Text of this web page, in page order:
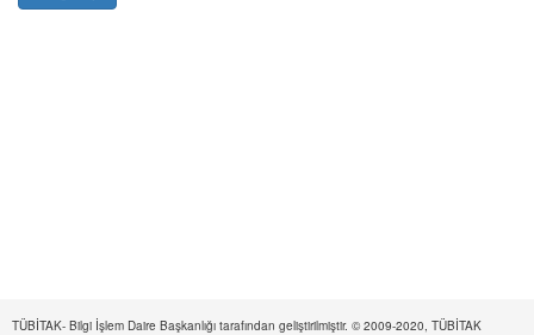
TÜBİTAK- Bilgi İşlem Daire Başkanlığı tarafından geliştirilmiştir. © 2009-2020, TÜBİTAK